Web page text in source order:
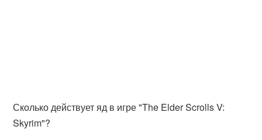
Сколько действует яд в игре "The Elder Scrolls V:
Skyrim"?